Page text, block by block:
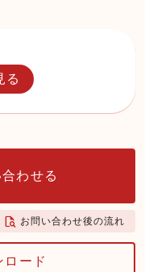
る
わせる
お問い合わせ後の流れ
ロード